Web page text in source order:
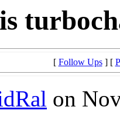
[ Follow Ups] [
on